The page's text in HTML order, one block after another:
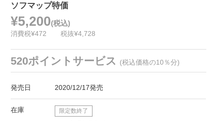
ソフマップ特価
¥5,200(税込)
消費税¥472 税抜¥4,728
520ポイントサービス (税込価格の10％分)
発売日 2020/12/17発売
在庫 限定数終了